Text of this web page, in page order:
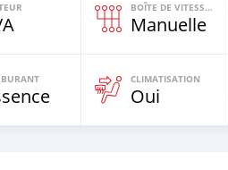
BOÎTE DE VITESSES
Manuelle
CLIMATISATION
Oui